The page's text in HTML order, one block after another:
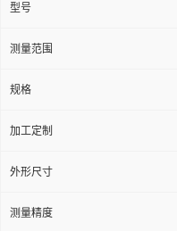
型号
测量范围
规格
加工定制
外形尺寸
测量精度